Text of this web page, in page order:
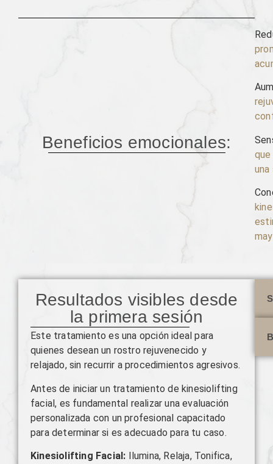
Beneficios emocionales:
una
Resultados visibles desde
la primera sesión
Este tratamiento es una opción ideal para
quienes desean un rostro rejuvenecido y
relajado, sin recurrir a procedimientos agresivos.
Antes de iniciar un tratamiento de kinesiolifting
facial, es fundamental realizar una evaluación
personalizada con un profesional capacitado
para determinar si es adecuado para tu caso.
Kinesiolifting Facial:
Ilumina, Relaja, Tonifica,